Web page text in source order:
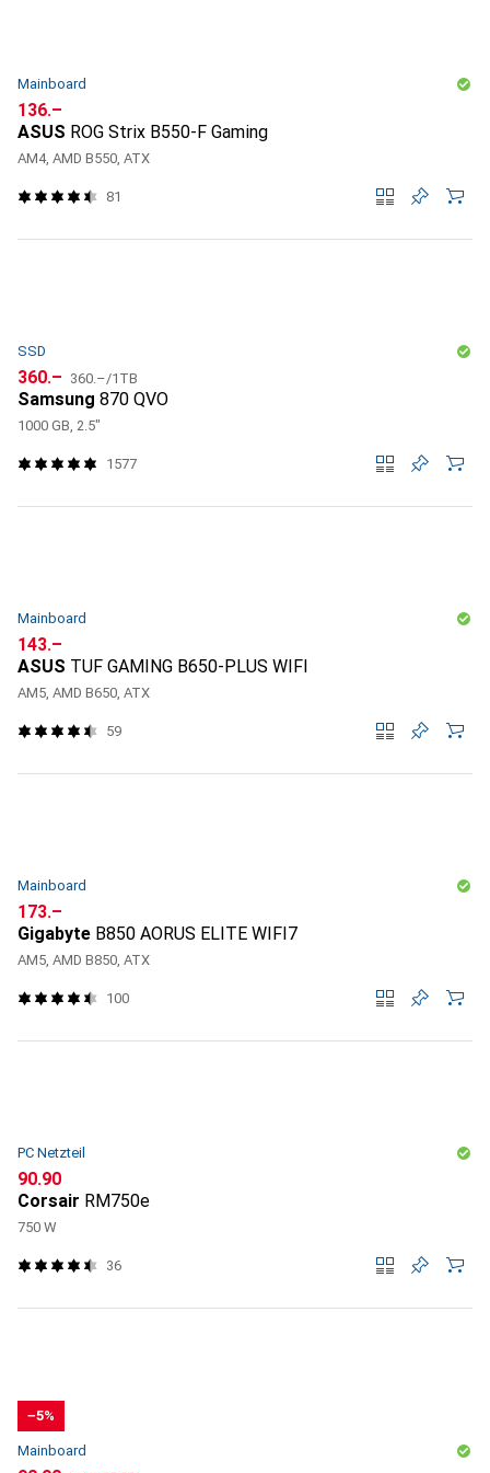
Mainboard
CHF
136.–
ASUS ROG Strix B550-F Gaming
AM4, AMD B550, ATX
81
SSD
CHF
360.– CHF
360.–/1TB
Samsung 870 QVO
1000 GB, 2.5"
1577
Mainboard
CHF
143.–
ASUS TUF GAMING B650-PLUS WIFI
AM5, AMD B650, ATX
59
Mainboard
CHF
173.–
Gigabyte B850 AORUS ELITE WIFI7
AM5, AMD B850, ATX
100
PC Netzteil
CHF
90.90
Corsair RM750e
750 W
36
−5%
Mainboard